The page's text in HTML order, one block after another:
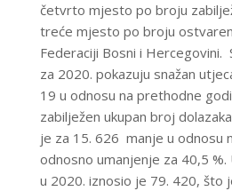
četvrto mjesto po broju
treće mjesto po broju
Federaciji Bosni i Hercegovini.
za 2020. pokazuju snažan
19 u odnosu na prethodne
zabilježen ukupan broj
je za 15. 626 manje u odnosu
odnosno umanjenje za 40,5 %.
u 2020. iznosio je 79. 420, što